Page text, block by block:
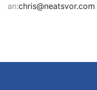
an:chris@neatsvor.com